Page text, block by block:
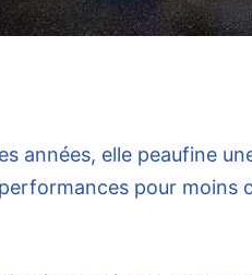
années, elle peaufine
pour moins